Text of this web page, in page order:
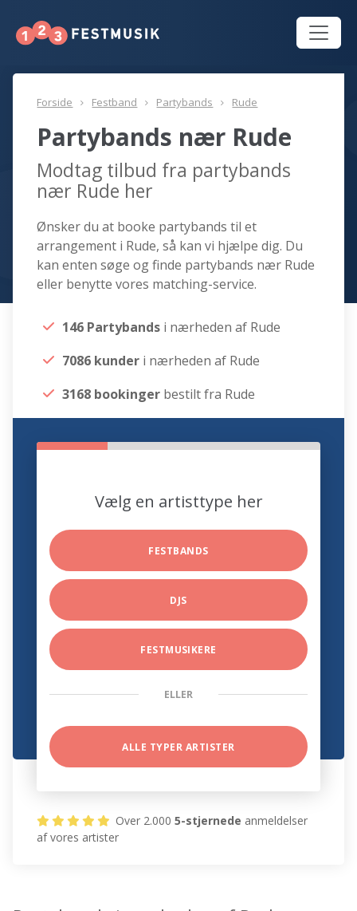
Forside Festband Partybands Rude
Partybands nær Rude
Modtag tilbud fra partybands
nær Rude her
Ønsker du at booke partybands til et
arrangement i Rude, så kan vi hjælpe dig. Du
kan enten søge og finde partybands nær Rude
eller benytte vores matching-service.
146 Partybands i nærheden af Rude
7086 kunder i nærheden af Rude
3168 bookinger bestilt fra Rude
Vælg en artisttype her
FESTBANDS
DJS
FESTMUSIKERE
ELLER
ALLE TYPER ARTISTER
Over 2.0005-stjernede anmeldelser
af vores artister